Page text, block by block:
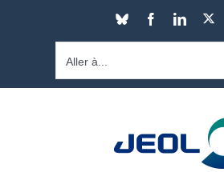
Bluesky Facebook
Aller à...